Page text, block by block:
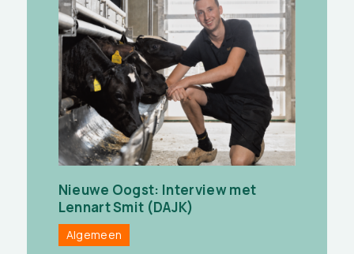
Nieuwe Oogst: Interview met
Lennart Smit (DAJK)
Algemeen